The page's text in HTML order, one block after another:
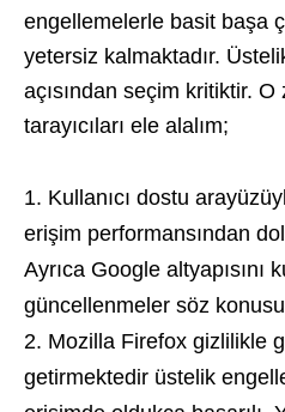
engellemelerle basit başa
yetersiz kalmaktadır.
açısından seçim kritiktir.
tarayıcıları ele alalım;
Kullanıcı dostu
erişim performansından
Ayrıca Google altyapısını
güncellenmeler söz
Mozilla Firefox gizlilikle
getirmektedir üstelik